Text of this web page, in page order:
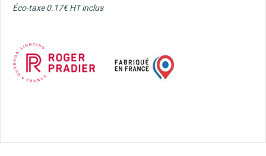
Éco-taxe 0.17€ HT inclus